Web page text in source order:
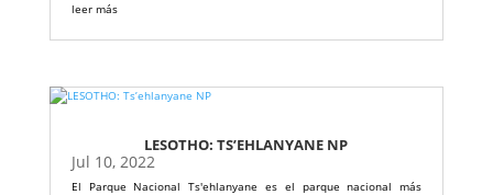
leer más
LESOTHO: TS’EHLANYANE NP
Jul 10, 2022
El Parque Nacional Ts'ehlanyane es el parque nacional más